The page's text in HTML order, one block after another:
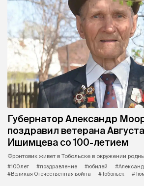
Губернатор Александр
поздравил ветерана Августа
Ишимцева со 100-летием
Фронтовик живет в Тобольске в окружении
#100 лет
#поздравление #юбилей
#Великая Отечественная война
#Тобольск